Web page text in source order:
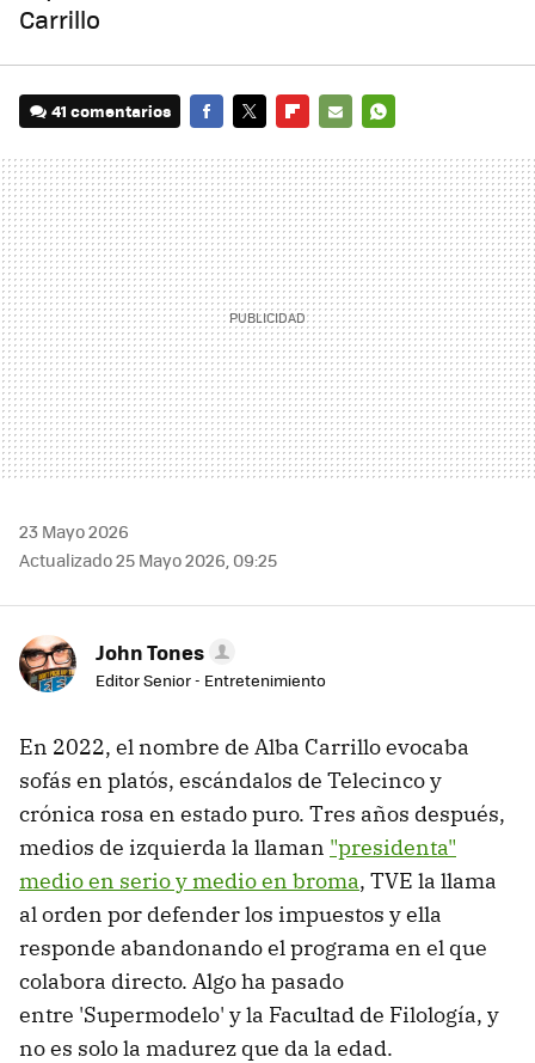
Carrillo
41 comentarios
MAIL
23 Mayo 2026
Actualizado 25 Mayo 2026, 09:25
John Tones
Editor Senior - Entretenimiento
En 2022, el nombre de Alba Carrillo evocaba
sofás en platós, escándalos de Telecinco y
crónica rosa en estado puro. Tres años después,
medios de izquierda la llaman "presidenta"
medio en serio y medio en broma, TVE la llama
al orden por defender los impuestos y ella
responde abandonando el programa en el que
colabora directo. Algo ha pasado
entre 'Supermodelo' y la Facultad de Filología, y
no es solo la madurez que da la edad.